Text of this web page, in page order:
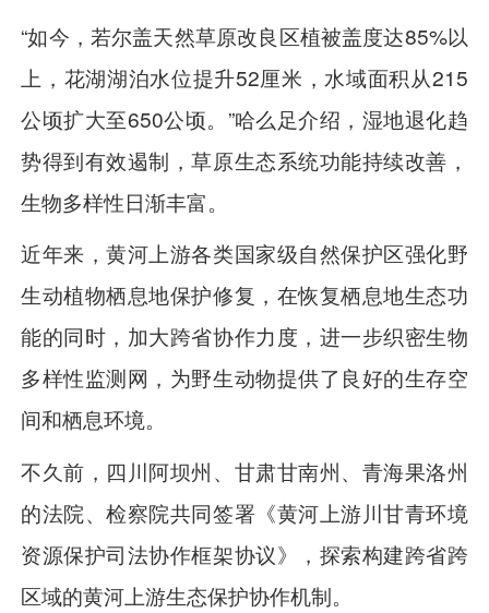
“如今，若尔盖天然草原改良区植被盖度达85%以
上，花湖湖泊水位提升52厘米，水域面积从215
公顷扩大至650公顷。”哈么足介绍，湿地退化趋
势得到有效遏制，草原生态系统功能持续改善，
生物多样性日渐丰富。
近年来，黄河上游各类国家级自然保护区强化野
生动植物栖息地保护修复，在恢复栖息地生态功
能的同时，加大跨省协作力度，进一步织密生物
多样性监测网，为野生动物提供了良好的生存空
间和栖息环境。
不久前，四川阿坝州、甘肃甘南州、青海果洛州
的法院、检察院共同签署《黄河上游川甘青环境
资源保护司法协作框架协议》，探索构建跨省跨
区域的黄河上游生态保护协作机制。